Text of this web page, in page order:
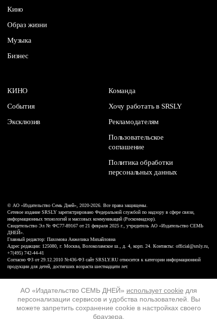
АО «Издательство СЕМЬ ДНЕЙ» использует cookie для
персонализации сервисов и удобства пользователей. Вы
можете запретить сохранение cookie в настройках своего
браузера.
Кино
Образ жизни
Музыка
Бизнес
КИНО
События
Эксклюзив
Команда
Хочу работать в SRSLY
Рекламодателям
Пользовательское
соглашение
Политика обработки
персональных данных
16+
© АО «Издательство Семь Дней», 2020-2026. Все права защищены.
Сетевое издание SRSLY зарегистрировано Федеральной службой по надзору в сфере связи,
информационных технологий и массовых коммуникаций (Роскомнадзор).
Свидетельство Эл № ФС77-89167 от 21 февраля 2025 г., учредитель АО «Издательство СЕМЬ
ДНЕЙ».
Главный редактор: Пахомова Анжелика Михайловна
Адрес редакции: 125080, г. Москва, Волоколамское ш., д. 4, корп. 24. Контакты: official@srsly.ru,
+7(495) 742-44-41
Согласно ФЗ от 29.12.2010 №436-ФЗ сайт SRSLY.RU относится к категории информационной
продукции для детей, достигших возраста шестнадцати лет.